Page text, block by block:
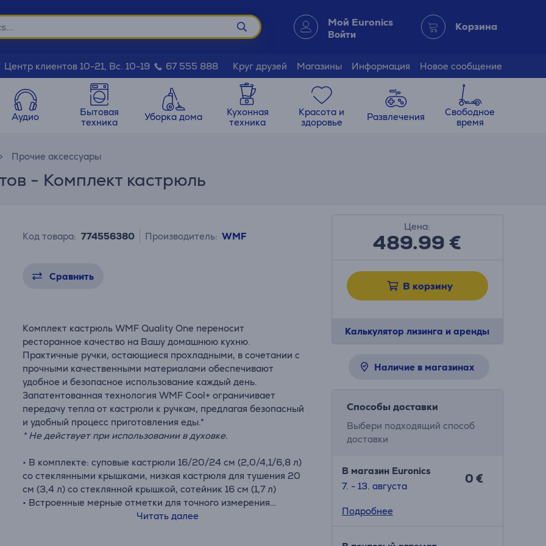
Мой Euronics
Войти
Корзина
Центр клиентов 10-21, Вс. 10-19 67 555 888 Круг друзей Магазины Информация Новое сообщение
Аудио
Бытовая
техника
Уборка дома
Кухонная
техника
Красота и
здоровье
Развлечения
Свободное
время
Прочие аксессуары
- Комплект кастрюль
Код товара: 774556380 Производитель: WMF
Сравнить
Комплект кастрюль WMF Quality One переносит
ресторанное качество на Вашу домашнюю кухню.
Практичные ручки, остающиеся прохладными, в сочетании с
прочными качественными материалами обеспечивают
удобное и безопасное использование каждый день.
Запатентованная технология WMF Cool+ ограничивает
передачу тепла от кастрюли к ручкам, предлагая безопасный
и удобный процесс приготовления еды.*
* Не действует при использовании в духовке.
• В комплекте: суповые кастрюли 16/20/24 см (2,0/4,1/6,8 л)
со стеклянными крышками, низкая кастрюля для тушения 20
см (3,4 л) со стеклянной крышкой, сотейник 16 см (1,7 л)
• Встроенные мерные отметки для точного измерения
• Широкий край для слива – удобное и аккуратное наливание
Читать далее
Цена:
489.99€
В корзину
Калькулятор лизинга и аренды
Наличие в магазинах
Способы доставки
Выбери подходящий способ
доставки
В магазин Euronics
7. - 13. августа
0 €
Подробнее